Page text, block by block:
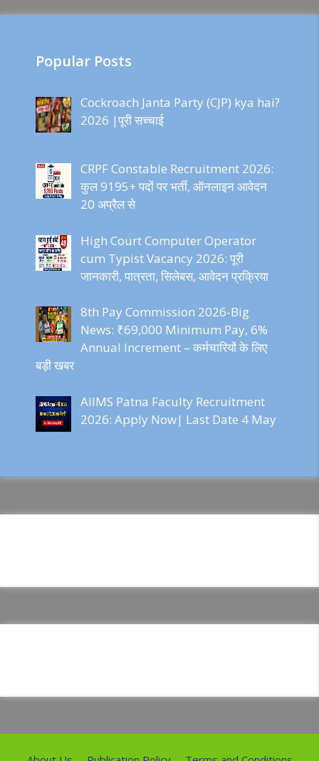
Popular Posts
Cockroach Janta Party (CJP) kya hai?
2026 |पूरी सच्चाई
CRPF Constable Recruitment 2026:
कुल 9195+ पदों पर भर्ती, ऑनलाइन आवेदन
20 अप्रैल से
High Court Computer Operator
cum Typist Vacancy 2026: पूरी
जानकारी, पात्रता, सिलेबस, आवेदन प्रक्रिया
8th Pay Commission 2026-Big
News: ₹69,000 Minimum Pay, 6%
Annual Increment – कर्मचारियों के लिए
बड़ी खबर
AIIMS Patna Faculty Recruitment
2026: Apply Now| Last Date 4 May